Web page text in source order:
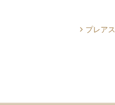
プレアス